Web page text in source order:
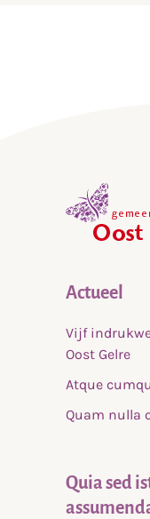
Actueel
Vijf
Oost Gelre
Atque
Quam nulla
Quia sed